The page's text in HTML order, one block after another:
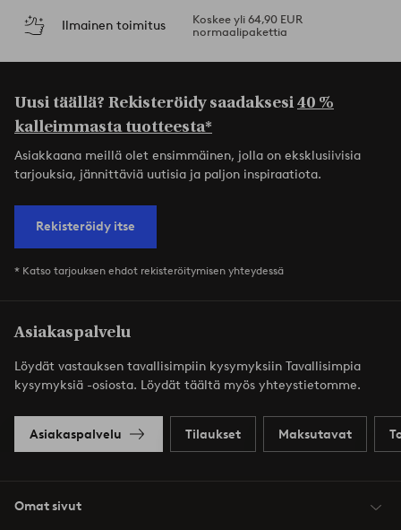
Ilmainen toimitus
Koskee yli 64,90 EUR
normaalipakettia
Uusi täällä? Rekisteröidy saadaksesi40 %
kalleimmasta tuotteesta*
Asiakkaana meillä olet ensimmäinen, jolla on eksklusiivisia
tarjouksia, jännittäviä uutisia ja paljon inspiraatiota.
Rekisteröidy itse
* Katso tarjouksen ehdot rekisteröitymisen yhteydessä
Asiakaspalvelu
Löydät vastauksen tavallisimpiin kysymyksiin Tavallisimpia
kysymyksiä -osiosta. Löydät täältä myös yhteystietomme.
Asiakaspalvelu Tilaukset Maksutavat
Omat sivut